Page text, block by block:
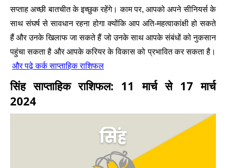
सप्ताह अच्छी बातचीत के इच्छुक रहेंगे। काम पर, आपको अपने सीनियर्स के
साथ संघर्ष से सावधान रहना होगा क्योंकि आप अति-महत्वाकांक्षी हो सकते
हैं और उनके खिलाफ जा सकते हैं जो उनके साथ आपके संबंधों को नुकसान
पहुंचा सकता है और आपके करियर के विकास को प्रभावित कर सकता है।
और पढ़े कर्क साप्ताहिक राशिफल
सिंह साप्ताहिक राशिफल: 11 मार्च से 17 मार्च
2024